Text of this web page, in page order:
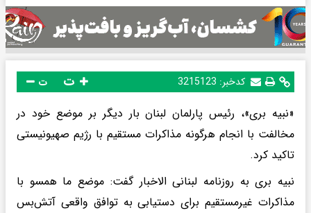
کدخبر: 3215123 ت
«نبیه بری»، رئیس پارلمان لبنان بار دیگر بر موضع خود در
مخالفت با انجام هرگونه مذاکرات مستقیم با رژیم صهیونیستی
تاکید کرد.
نبیه بری به روزنامه لبنانی الاخبار گفت: موضع ما همسو با
مذاکرات غیرمستقیم برای دستیابی به توافق واقعی آتش‌بس